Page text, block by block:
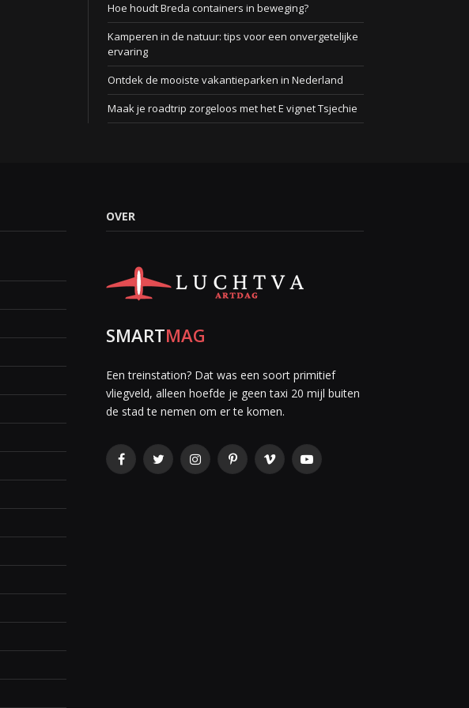
Hoe houdt Breda containers in beweging?
Kamperen in de natuur: tips voor een onvergetelijke
ervaring
Ontdek de mooiste vakantieparken in Nederland
Maak je roadtrip zorgeloos met het E vignet Tsjechie
OVER
SMARTMAG
Een treinstation? Dat was een soort primitief
vliegveld, alleen hoefde je geen taxi 20 mijl buiten
de stad te nemen om er te komen.
FacebookTwitter InstagramPinterestVimeo YouTube